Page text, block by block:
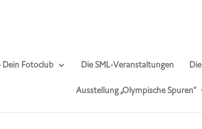
Dein Fotoclub Die SML-Veranstaltungen
Ausstellung „Olympische Spuren“